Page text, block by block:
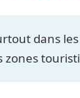
dans
zones